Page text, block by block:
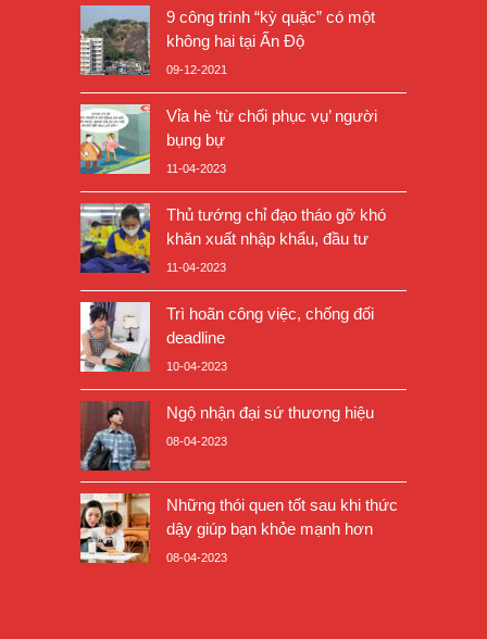
9 công trình “kỳ quặc” có một
không hai tại Ấn Độ
09-12-2021
Vỉa hè ‘từ chối phục vụ’ người
bụng bự
11-04-2023
Thủ tướng chỉ đạo tháo gỡ khó
khăn xuất nhập khẩu, đầu tư
11-04-2023
Trì hoãn công việc, chống đối
deadline
10-04-2023
Ngộ nhận đại sứ thương hiệu
08-04-2023
Những thói quen tốt sau khi thức
dậy giúp bạn khỏe mạnh hơn
08-04-2023